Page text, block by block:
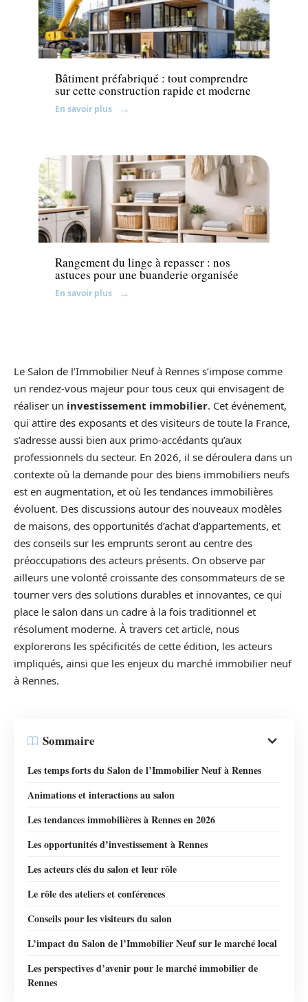
Travaux
Bâtiment préfabriqué : tout comprendre
sur cette construction rapide et moderne
En savoir plus
Décoration Interieure
Rangement du linge à repasser : nos
astuces pour une buanderie organisée
En savoir plus
Le Salon de l’Immobilier Neuf à Rennes s’impose comme
un rendez-vous majeur pour tous ceux qui envisagent de
réaliser un investissement immobilier. Cet événement,
qui attire des exposants et des visiteurs de toute la France,
s’adresse aussi bien aux primo-accédants qu’aux
professionnels du secteur. En 2026, il se déroulera dans un
contexte où la demande pour des biens immobiliers neufs
est en augmentation, et où les tendances immobilières
évoluent. Des discussions autour des nouveaux modèles
de maisons, des opportunités d’achat d’appartements, et
des conseils sur les emprunts seront au centre des
préoccupations des acteurs présents. On observe par
ailleurs une volonté croissante des consommateurs de se
tourner vers des solutions durables et innovantes, ce qui
place le salon dans un cadre à la fois traditionnel et
résolument moderne. À travers cet article, nous
explorerons les spécificités de cette édition, les acteurs
impliqués, ainsi que les enjeux du marché immobilier neuf
à Rennes.
Sommaire
Les temps forts du Salon de l’Immobilier Neuf à Rennes
Animations et interactions au salon
Les tendances immobilières à Rennes en 2026
Les opportunités d’investissement à Rennes
Les acteurs clés du salon et leur rôle
Le rôle des ateliers et conférences
Conseils pour les visiteurs du salon
L’impact du Salon de l’Immobilier Neuf sur le marché local
Les perspectives d’avenir pour le marché immobilier de
Rennes